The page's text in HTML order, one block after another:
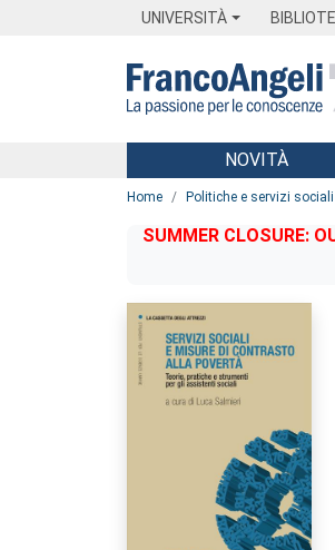
UNIVERSITÀ
Menu
NOVITÀ
Home Politiche e servizi sociali
SUMMER CLOSURE: